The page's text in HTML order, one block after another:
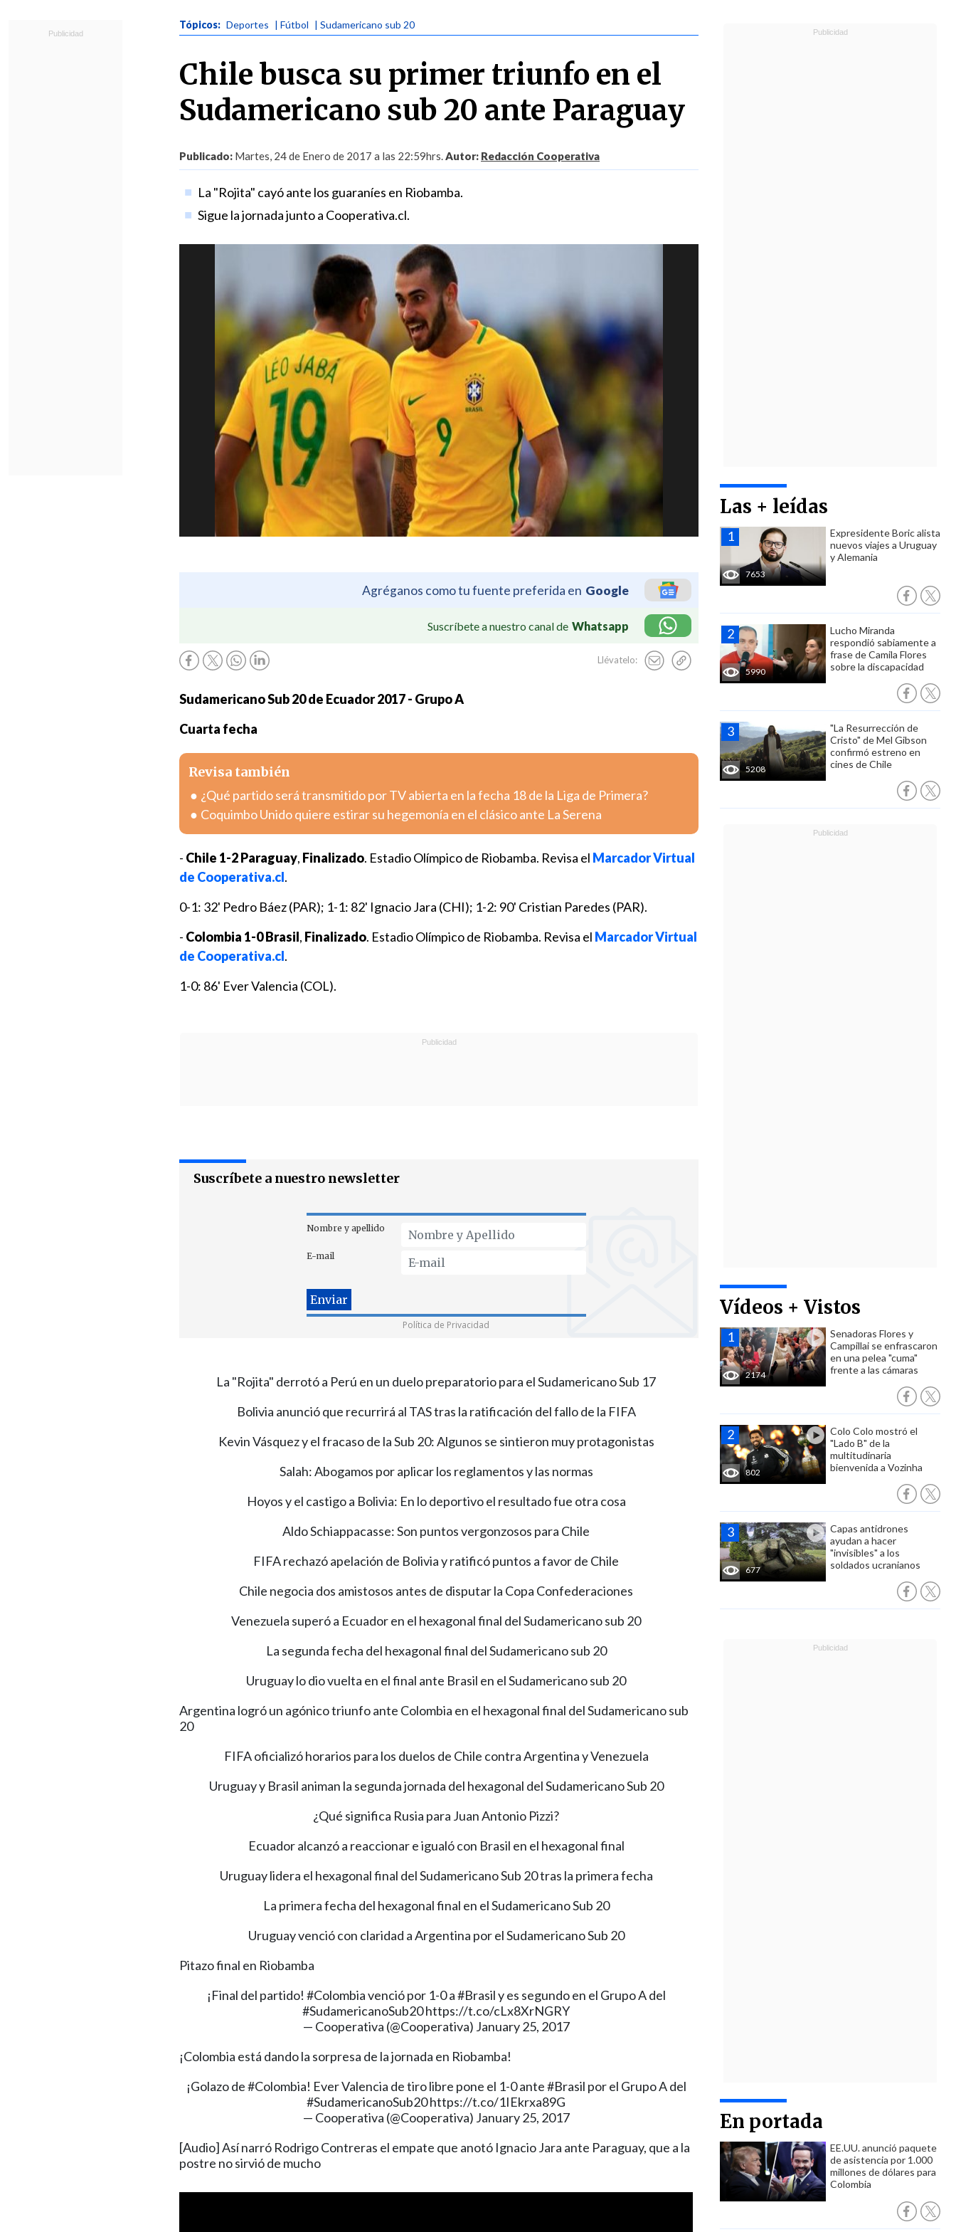
Tópicos: Deportes | Fútbol | Sudamericano sub 20
Chile busca su primer triunfo en el
Sudamericano sub 20 ante Paraguay
Publicado: Martes, 24 de Enero de 2017 a las 22:59hrs.Autor: Redacción Cooperativa
La "Rojita" cayó ante los guaraníes en Riobamba.
Sigue la jornada junto a Cooperativa.cl.
Agréganos como tu fuente preferida en Google
Suscríbete a nuestro canal de Whatsapp
Llévatelo:
Las + leídas
7653
Expresidente Boric alista
nuevos viajes a Uruguay
y Alemania
5990
Lucho Miranda
respondió sabiamente a
frase de Camila Flores
sobre la discapacidad
5208
"La Resurrección de
Cristo" de Mel Gibson
confirmó estreno en
cines de Chile
Vídeos + Vistos
2174
Senadoras Flores y
Campillai se enfrascaron
en una pelea "cuma"
frente a las cámaras
802
Colo Colo mostró el
"Lado B" de la
multitudinaria
bienvenida a Vozinha
677
Capas antidrones
ayudan a hacer
"invisibles" a los
soldados ucranianos
En portada
EE.UU. anunció paquete
de asistencia por 1.000
millones de dólares para
Colombia
Sudamericano Sub 20 de Ecuador 2017 - Grupo A
Cuarta fecha
Revisa también
¿Qué partido será transmitido por TV abierta en la fecha 18 de la Liga de Primera?
Coquimbo Unido quiere estirar su hegemonía en el clásico ante La Serena
- Chile 1-2Paraguay, Finalizado. Estadio Olímpico de Riobamba. Revisa el Marcador Virtual
de Cooperativa.cl.
0-1: 32' Pedro Báez (PAR); 1-1: 82' Ignacio Jara (CHI); 1-2: 90' Cristian Paredes (PAR).
- Colombia 1-0Brasil, Finalizado. Estadio Olímpico de Riobamba. Revisa el Marcador Virtual
de Cooperativa.cl.
1-0: 86' Ever Valencia (COL).
Suscríbete a nuestro newsletter
Nombre y apellido
E-mail
Política de Privacidad
La "Rojita" derrotó a Perú en un duelo preparatorio para el Sudamericano Sub 17
Bolivia anunció que recurrirá al TAS tras la ratificación del fallo de la FIFA
Kevin Vásquez y el fracaso de la Sub 20: Algunos se sintieron muy protagonistas
Salah: Abogamos por aplicar los reglamentos y las normas
Hoyos y el castigo a Bolivia: En lo deportivo el resultado fue otra cosa
Aldo Schiappacasse: Son puntos vergonzosos para Chile
FIFA rechazó apelación de Bolivia y ratificó puntos a favor de Chile
Chile negocia dos amistosos antes de disputar la Copa Confederaciones
Venezuela superó a Ecuador en el hexagonal final del Sudamericano sub 20
La segunda fecha del hexagonal final del Sudamericano sub 20
Uruguay lo dio vuelta en el final ante Brasil en el Sudamericano sub 20
Argentina logró un agónico triunfo ante Colombia en el hexagonal final del Sudamericano sub
20
FIFA oficializó horarios para los duelos de Chile contra Argentina y Venezuela
Uruguay y Brasil animan la segunda jornada del hexagonal del Sudamericano Sub 20
¿Qué significa Rusia para Juan Antonio Pizzi?
Ecuador alcanzó a reaccionar e igualó con Brasil en el hexagonal final
Uruguay lidera el hexagonal final del Sudamericano Sub 20 tras la primera fecha
La primera fecha del hexagonal final en el Sudamericano Sub 20
Uruguay venció con claridad a Argentina por el Sudamericano Sub 20
Pitazo final en Riobamba
¡Final del partido! #Colombiavenció por 1-0 a#Brasily es segundo en el Grupo A del
#SudamericanoSub20https://t.co/cLx8XrNGRY
— Cooperativa (@Cooperativa) January 25, 2017
¡Colombia está dando la sorpresa de la jornada en Riobamba!
¡Golazo de#Colombia! Ever Valencia de tiro libre pone el 1-0 ante#Brasil por el Grupo A del
#SudamericanoSub20https://t.co/1IEkrxa89G
— Cooperativa (@Cooperativa) January 25, 2017
[Audio] Así narró Rodrigo Contreras el empate que anotó Ignacio Jara ante Paraguay, que a la
postre no sirvió de mucho